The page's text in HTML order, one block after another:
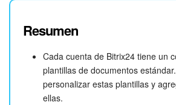
Resumen
Cada cuenta de Bitrix24 tiene un
plantillas de documentos
personalizar estas plantillas y
ellas.